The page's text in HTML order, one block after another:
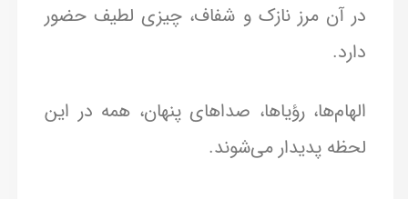
در آن مرز نازک و شفاف، چیزی لطیف حضور
دارد.
الهام‌ها، رؤیاها، صداهای پنهان، همه در این
لحظه پدیدار می‌شوند.